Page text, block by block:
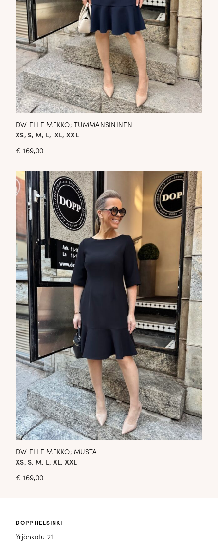
DW ELLE MEKKO; TUMMANSININEN
XS, S, M, L, XL, XXL
€ 169,00
DW ELLE MEKKO; MUSTA
XS, S, M, L, XL, XXL
€ 169,00
DOPP HELSINKI
Yrjönkatu 21